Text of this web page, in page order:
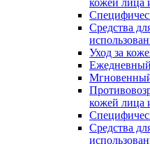
кожей лица
Средства
Уход за
Мгновенный
кожей лица
Средства